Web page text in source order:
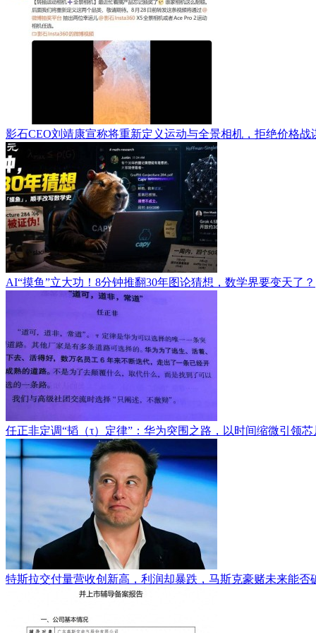
影石CEO刘靖康宣称将重新定义运动与全景相机，拒绝价格战
AI“摸鱼”立大功！8分钟推翻30年图论猜想，数学界要变天了？
任正非定调“韬（τ）定律”：华为突围之路，以时间缩微引领
特斯拉交付量营收创新高，利润却暴跌，马斯克豪赌未来能否